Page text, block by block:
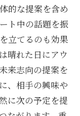
的な提案を含め
ト中の話題を振
立てるのも効果
晴れた日にアウ
来志向の提案を
、相手の興味や
に次の予定を提